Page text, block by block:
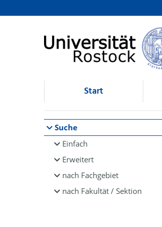
Browsen
direkt zum Inhalt
Start
Suche
Einfach
Erweitert
nach Fachgebiet
nach Fakultät / Sektion